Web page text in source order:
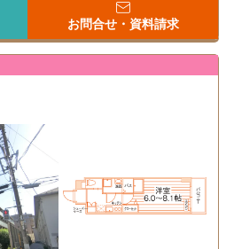
お問合せ・資料請求